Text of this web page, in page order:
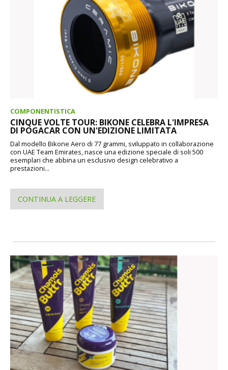
COMPONENTISTICA
CINQUE VOLTE TOUR: BIKONE CELEBRA L'IMPRESA
DI POGACAR CON UN'EDIZIONE LIMITATA
Dal modello Bikone Aero di 77 grammi, sviluppato in collaborazione
con UAE Team Emirates, nasce una edizione speciale di soli 500
esemplari che abbina un esclusivo design celebrativo a
prestazioni...
CONTINUA A LEGGERE